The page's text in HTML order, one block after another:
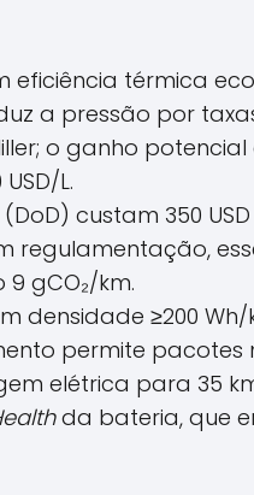
eficiência térmica
a pressão por
o ganho
L.
custam 350
regulamentação,
gCO₂/km.
densidade ≥200 Wh/
permite pacotes
elétrica para 35
da bateria, que